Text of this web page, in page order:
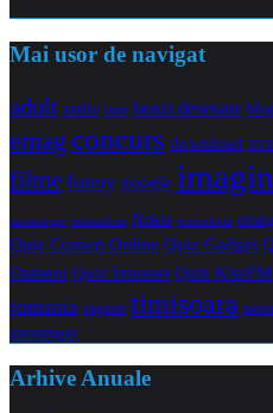
Mai usor de navigat
adult audio bani benzi desenate
emag concurs download
filme funny google
messenger noiembrie Nokia octombrie
Quiz Comert Online Quiz Gadget
Oameni Quiz Internet Quiz KissFM
romania sugestii timisoara
messenger
Arhive Anuale